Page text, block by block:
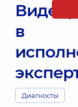
в
Диагносты